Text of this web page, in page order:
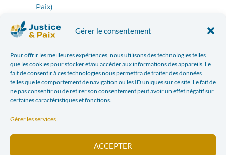
Gérer le consentement
Pour offrir les meilleures expériences, nous utilisons des technologies telles
que les cookies pour stocker et/ou accéder aux informations des appareils. Le
fait de consentir à ces technologies nous permettra de traiter des données
telles que le comportement de navigation ou les ID uniques sur ce site. Le fait de
ne pas consentir ou de retirer son consentement peut avoir un effet négatif sur
certaines caractéristiques et fonctions.
Gérer les services
ACCEPTER
Paix)
de Namur)
**Infos pratiques:
Date :16 mars 2016, à 19h
Contact:Porzia Stella(+32 2 738 08 01).
Adresse :UNamur, Faculté de Philosophie et
5000 Namur
**Organisation: